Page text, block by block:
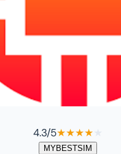
4.3/5★★★★
MYBESTSIM